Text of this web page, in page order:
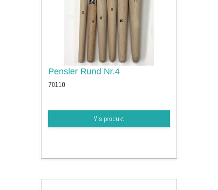
Pensler Rund Nr.4
70110
Vis produkt